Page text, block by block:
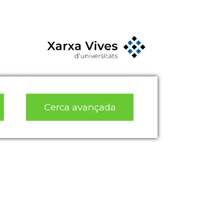
Cerca avançada